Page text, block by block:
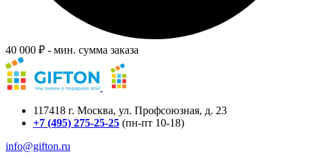
40 000 ₽ - мин. сумма заказа
117418 г. Москва, ул. Профсоюзная, д. 23
+7 (495) 275-25-25 (пн-пт 10-18)
info@gifton.ru